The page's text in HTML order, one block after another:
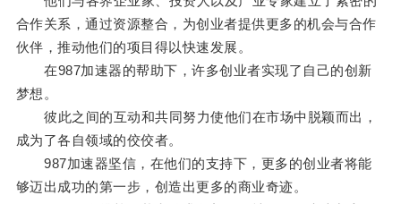
合作关系，通过资源整合，为创业者提供更多的机会与合作
伙伴，推动他们的项目得以快速发展。
在987加速器的帮助下，许多创业者实现了自己的创新
梦想。
彼此之间的互动和共同努力使他们在市场中脱颖而出，
成为了各自领域的佼佼者。
987加速器坚信，在他们的支持下，更多的创业者将能
够迈出成功的第一步，创造出更多的商业奇迹。